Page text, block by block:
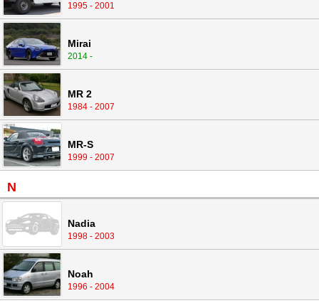
1995 - 2001
Mirai
2014 -
MR 2
1984 - 2007
MR-S
1999 - 2007
N
Nadia
1998 - 2003
Noah
1996 - 2004